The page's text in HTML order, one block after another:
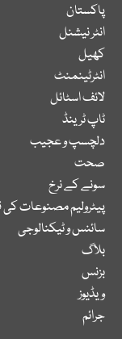
پاکستان
انٹر نیشنل
کھیل
انٹرٹینمنٹ
لائف اسٹائل
ٹاپ ٹرینڈ
دلچسپ و عجیب
صحت
سونے کے نرخ
پیٹرولیم مصنوعات
سائنس و ٹیکنالوجی
بلاگ
بزنس
ویڈیوز
جرائم